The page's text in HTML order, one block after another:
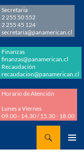
Secretaria
2 255 50 552
2 255 45 124
secretaria@panamerican.cl
Finanzas
finanzas@panamerican.cl
Recaudación
recaudacion@panamerican.cl
Horario de Atención
Lunes a Viernes
09.00 - 14.30 / 15.30 - 18.00